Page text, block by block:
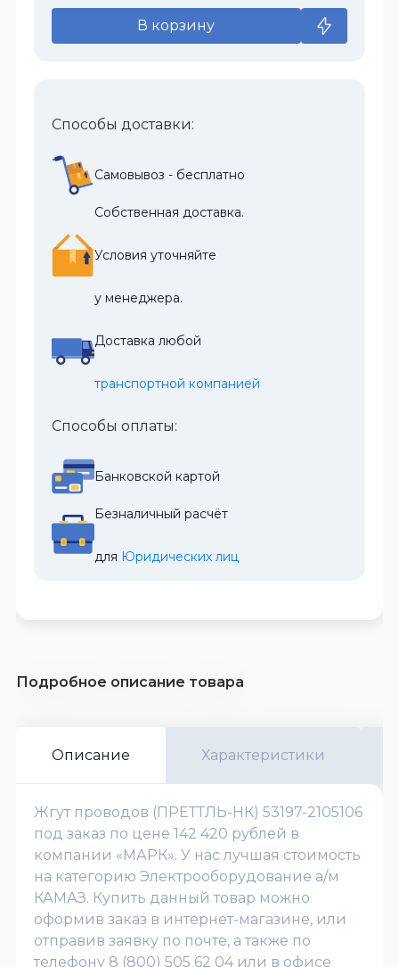
В корзину
Способы доставки:
Самовывоз - бесплатно
Собственная доставка.
Условия уточняйте
у менеджера.
Доставка любой
транспортной компанией
Способы оплаты:
Банковской картой
Безналичный расчёт
для Юридических лиц
Подробное описание товара
Описание Характеристики
Жгут проводов (ПРЕТТЛЬ-НК) 53197-2105106
под заказ по цене 142 420 рублей в
компании «МАРК». У нас лучшая стоимость
на категорию Электрооборудование а/м
КАМАЗ. Купить данный товар можно
оформив заказ в интернет-магазине, или
отправив заявку по почте, а также по
телефону 8 (800) 505 62 04 или в офисе